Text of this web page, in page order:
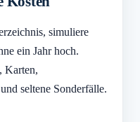
simuliere
ein Jahr hoch.
Karten,
seltene Sonderfälle.